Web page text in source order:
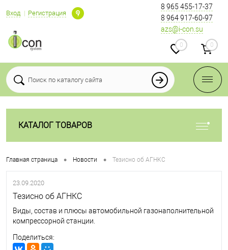
Вход Регистрация
8 965 455-17-37
8 964 917-60-97
azs@i-con.su
0 0
КАТАЛОГ ТОВАРОВ
Главная страница • Новости • Тезисно об АГНКС
23.09.2020
Тезисно об АГНКС
Виды, состав и плюсы автомобильной газонаполнительной
компрессорной станции.